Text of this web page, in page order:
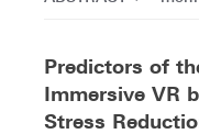
Predictors of
Immersive VR
Stress